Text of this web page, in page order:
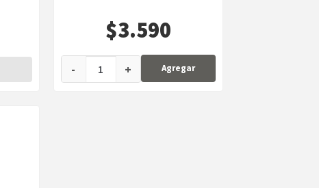
$3.590
- + Agregar